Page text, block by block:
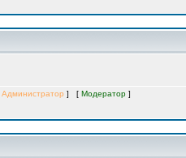
Администратор ] [ Модератор ]